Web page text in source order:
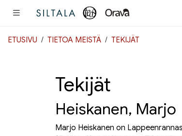
ETUSIVU TIETOA MEISTÄ TEKIJÄT
Tekijät
Heiskanen, Marjo
Marjo Heiskanen on